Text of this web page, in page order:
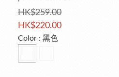
HK$259.00
HK$220.00
Color : 黑色